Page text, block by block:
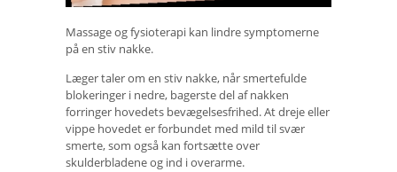
Massage og fysioterapi kan lindre symptomerne
på en stiv nakke.
Læger taler om en stiv nakke, når smertefulde
blokeringer i nedre, bagerste del af nakken
forringer hovedets bevægelsesfrihed. At dreje eller
vippe hovedet er forbundet med mild til svær
smerte, som også kan fortsætte over
skulderbladene og ind i overarme.